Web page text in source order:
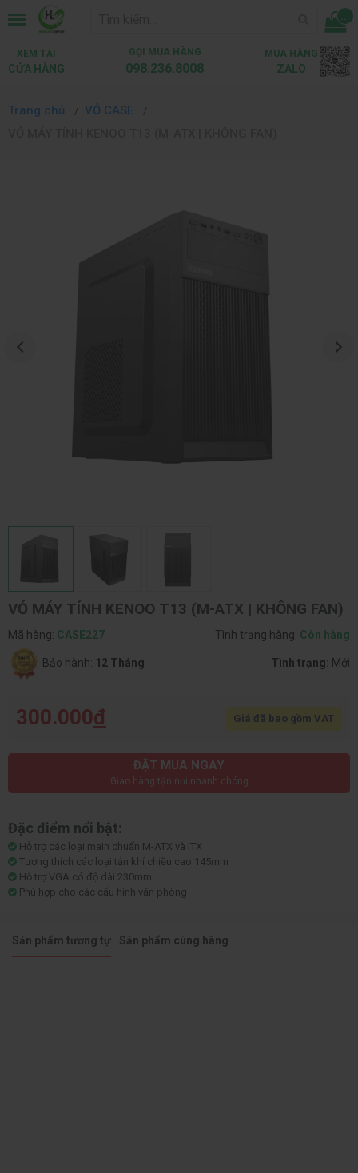
...
XEM TẠI
CỬA HÀNG
GỌI MUA HÀNG
098.236.8008
MUA HÀNG
ZALO
Trang chủ
VỎ CASE
VỎ MÁY TÍNH KENOO T13 (M-ATX | KHÔNG FAN)
Mã hàng: CASE227 Tình trạng hàng: Còn hàng
Bảo hành: 12 Tháng Tình trạng: Mới
300.000đ Giá đã bao gồm VAT
ĐẶT MUA NGAY
Giao hàng tận nơi nhanh chóng
Đặc điểm nổi bật:
Hỗ trợ các loại main chuẩn M-ATX và ITX
Tương thích các loại tản khí chiều cao 145mm
Hỗ trợ VGA có độ dài 230mm
Phù hợp cho các cấu hình văn phòng
Sản phẩm tương tự Sản phẩm cùng hãng